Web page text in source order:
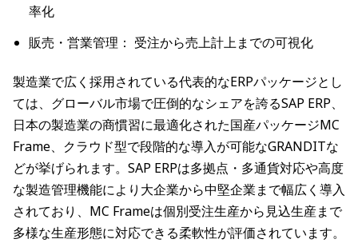
率化
販売・営業管理： 受注から売上計上までの可視化
製造業で広く採用されている代表的なERPパッケージとし
ては、グローバル市場で圧倒的なシェアを誇るSAP ERP、
日本の製造業の商慣習に最適化された国産パッケージMC
Frame、クラウド型で段階的な導入が可能なGRANDITな
どが挙げられます。SAP ERPは多拠点・多通貨対応や高度
な製造管理機能により大企業から中堅企業まで幅広く導入
されており、MC Frameは個別受注生産から見込生産まで
多様な生産形態に対応できる柔軟性が評価されています。